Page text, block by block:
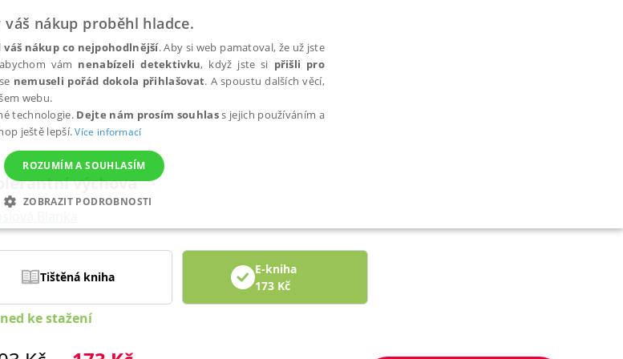
výchova
Tištěná kniha
E-kniha
173 Kč
ke stažení
váš nákup proběhl hladce.
váš nákup co nejpohodlnější. Aby si web pamatoval, že už jste
vám nenabízeli detektivku, když jste si přišli pro
nemuseli pořád dokola přihlašovat. A spoustu dalších věcí,
webu.
technologie. Dejte nám prosím souhlass jejich používáním a
ještě lepší.Více informací
ROZUMÍM A SOUHLASÍM
ZOBRAZIT PODROBNOSTI
MARKETINGOVÉ FUNKČNÍ NEZAŘAZENÉ SOUBORY
Nezařazené soubory
uživatele a správa účtu. Webové stránky nelze bez nezbytně nutných souborů cookie správně používat.